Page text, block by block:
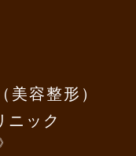
美容整形）
ニック